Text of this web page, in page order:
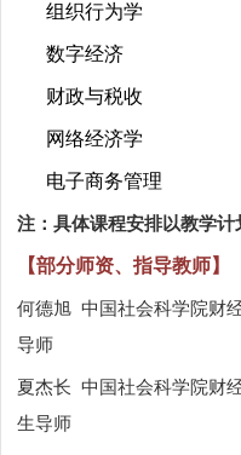
组织行为学
数字经济
财政与税收
网络经济学
电子商务管理
注：具体课程安排以教学计
【部分师资、指导教师】
何德旭 中国社会科学院财
导师
夏杰长 中国社会科学院财
生导师